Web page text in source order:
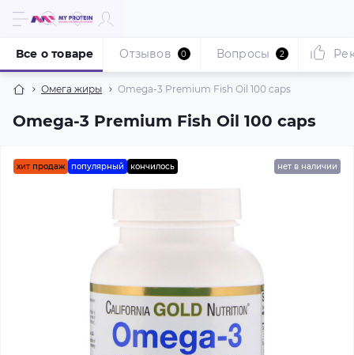
Омега жиры Omega-3 Premium Fish Oil 100 caps
Omega-3 Premium Fish Oil 100 caps
Все о товаре Отзывов 0 Вопросы 2
хит продаж популярный кончилось нет в наличии